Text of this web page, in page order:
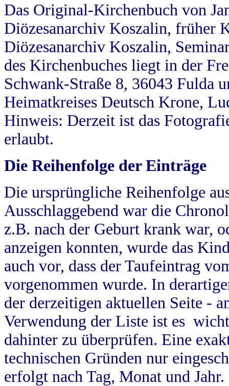
Das Original-Kirchenbuch von
Diözesanarchiv Koszalin, früher
Diözesanarchiv Koszalin,
des Kirchenbuches liegt in der
Schwank-Straße 8, 36043 Fulda
Heimatkreises Deutsch Krone,
Hinweis: Derzeit ist das
erlaubt.
Die Reihenfolge der Einträge
Die ursprüngliche Reihenfolge
Ausschlaggebend war die
z.B. nach der Geburt krank war,
anzeigen konnten, wurde das
auch vor, dass der Taufeintrag
vorgenommen wurde. In
der derzeitigen aktuellen Seite -
Verwendung der Liste ist es
dahinter zu überprüfen. Eine
technischen Gründen nur
erfolgt nach Tag, Monat und Jahr.